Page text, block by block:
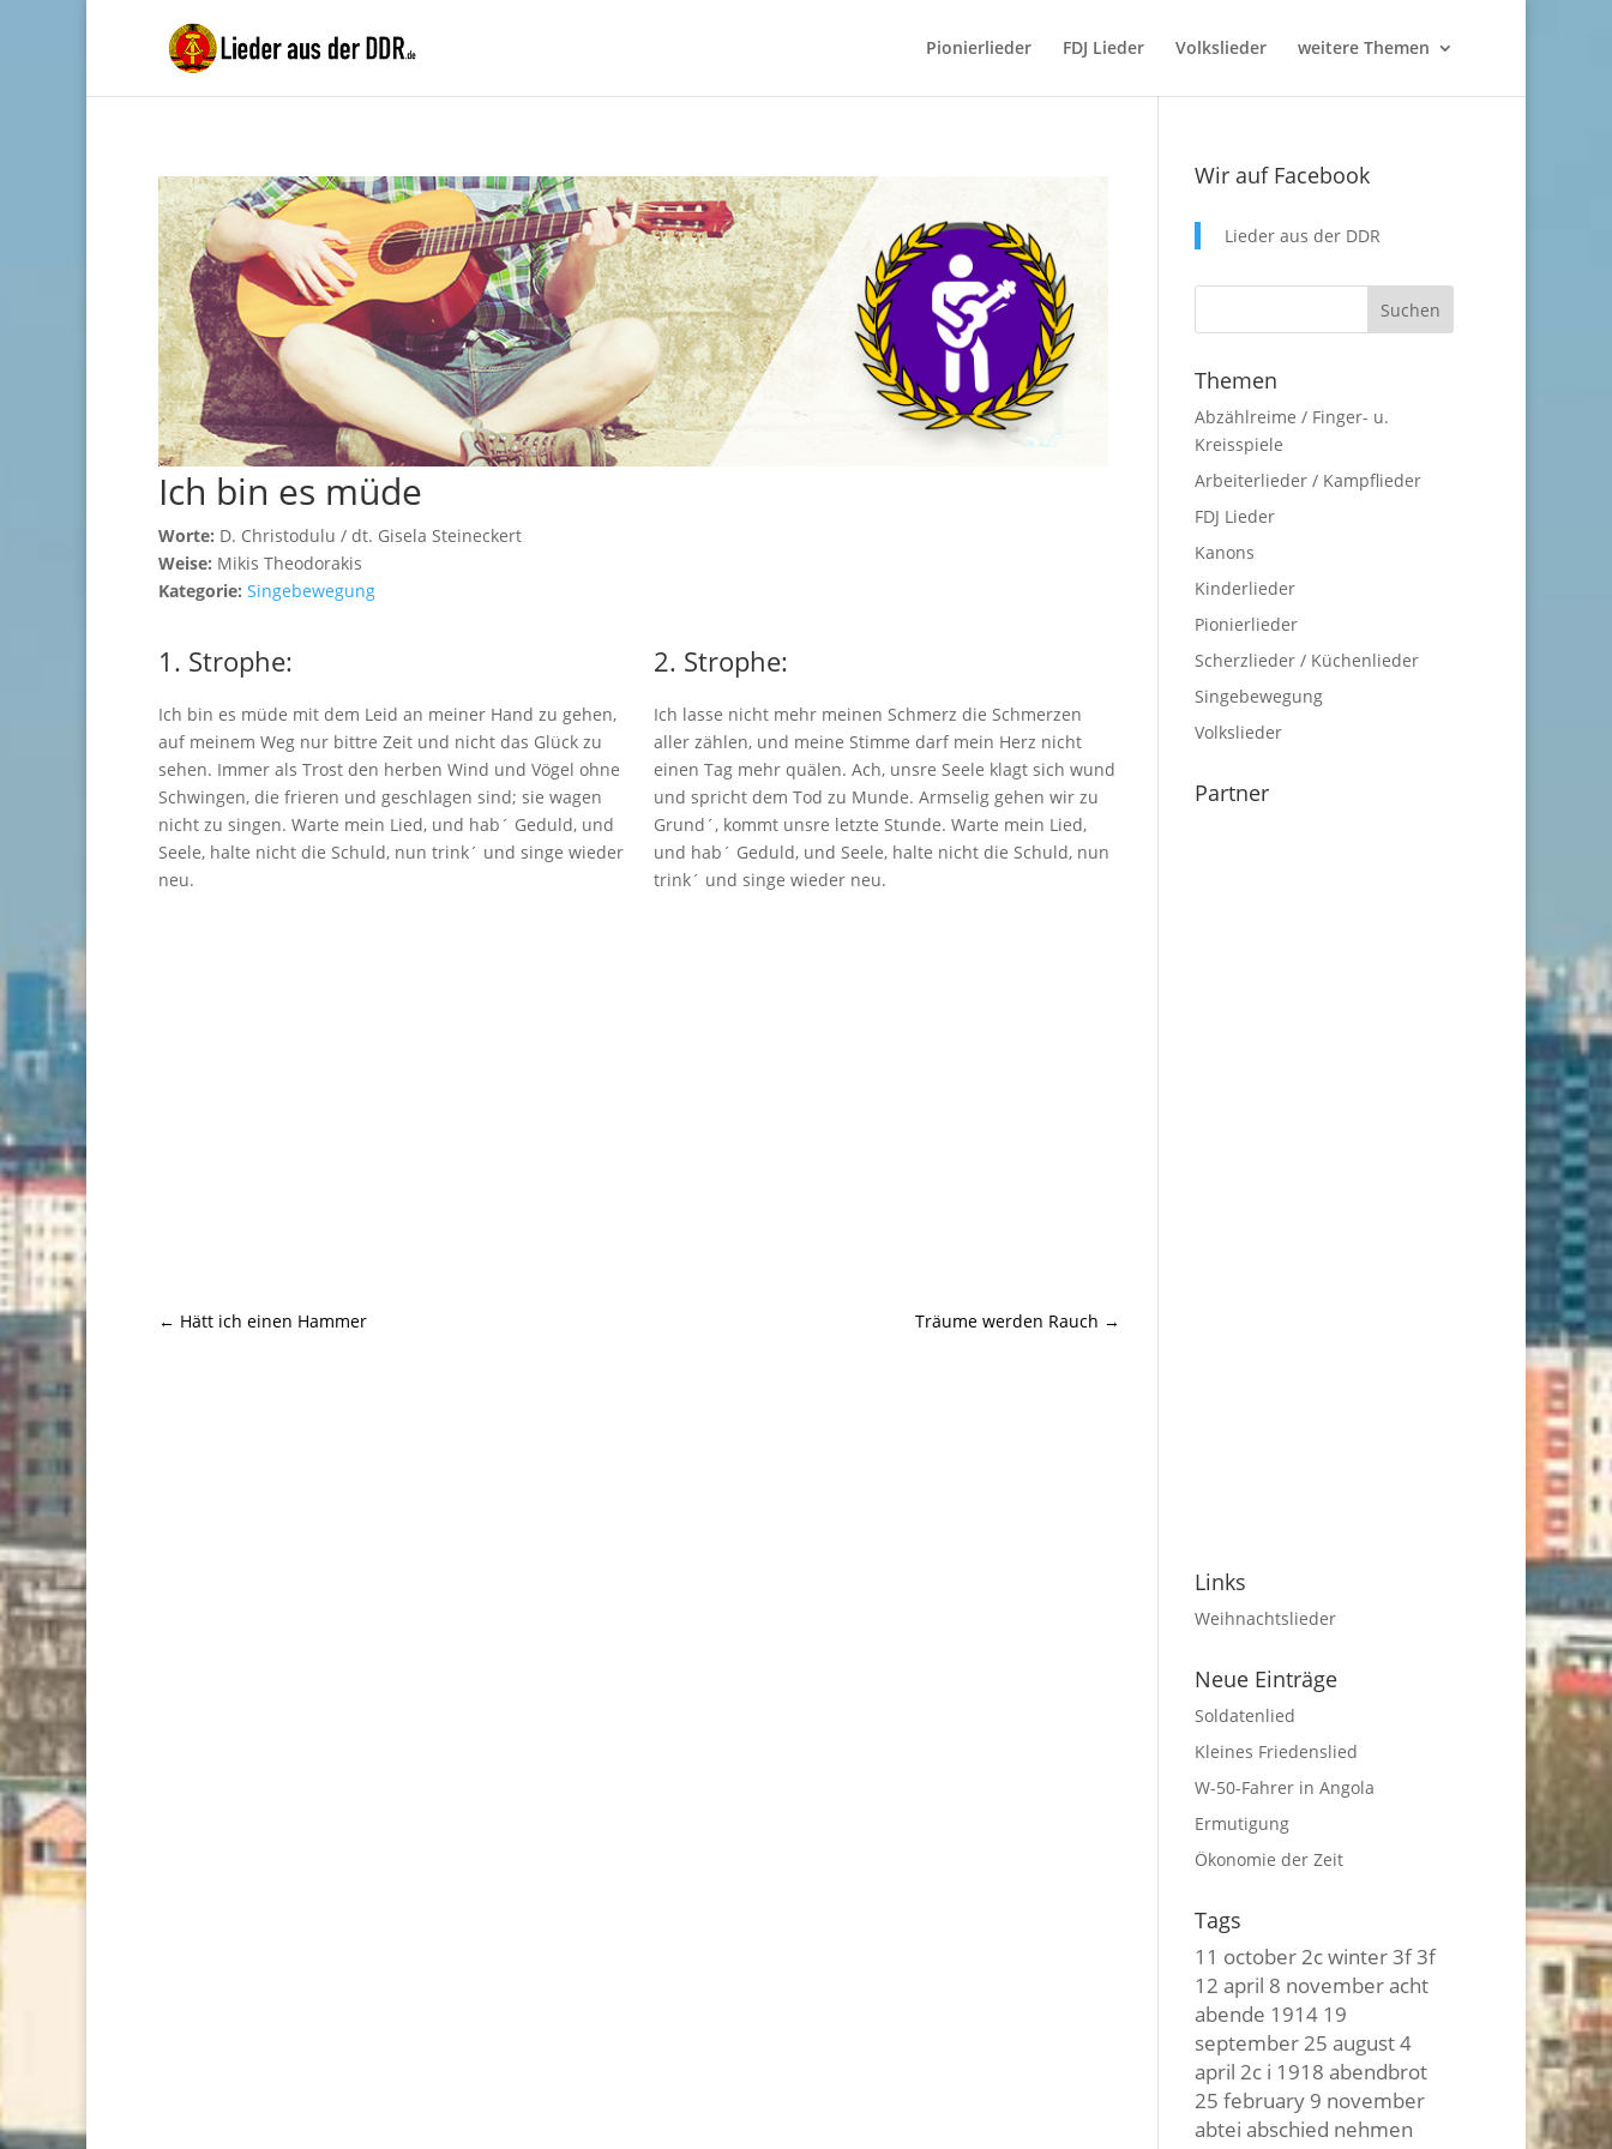
Pionierlieder FDJ Lieder Volkslieder weitere Themen
Ich bin es müde
Worte: D. Christodulu / dt. Gisela Steineckert
Weise: Mikis Theodorakis
Kategorie: Singebewegung
1. Strophe:
Ich bin es müde mit dem Leid an meiner Hand zu gehen,
auf meinem Weg nur bittre Zeit und nicht das Glück zu
sehen. Immer als Trost den herben Wind und Vögel ohne
Schwingen, die frieren und geschlagen sind; sie wagen
nicht zu singen. Warte mein Lied, und hab´ Geduld, und
Seele, halte nicht die Schuld, nun trink´ und singe wieder
neu.
2. Strophe:
Ich lasse nicht mehr meinen Schmerz die Schmerzen
aller zählen, und meine Stimme darf mein Herz nicht
einen Tag mehr quälen. Ach, unsre Seele klagt sich wund
und spricht dem Tod zu Munde. Armselig gehen wir zu
Grund´, kommt unsre letzte Stunde. Warte mein Lied,
und hab´ Geduld, und Seele, halte nicht die Schuld, nun
trink´ und singe wieder neu.
← Hätt ich einen Hammer Träume werden Rauch →
Wir auf Facebook
Lieder aus der DDR
Themen
Abzählreime / Finger- u.
Kreisspiele
Arbeiterlieder / Kampflieder
FDJ Lieder
Kanons
Kinderlieder
Pionierlieder
Scherzlieder / Küchenlieder
Singebewegung
Volkslieder
Partner
Links
Weihnachtslieder
Neue Einträge
Soldatenlied
Kleines Friedenslied
W-50-Fahrer in Angola
Ermutigung
Ökonomie der Zeit
Tags
11 october2c winter3f 3f
12 april 8 novemberacht
abende 1914 19
september25 august4
april 2c i 1918 abendbrot
25 february 9 november
abtei abschied nehmen